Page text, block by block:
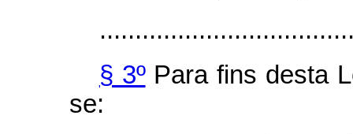
§ 3ºPara fins desta
se: